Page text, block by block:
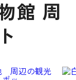
館 周